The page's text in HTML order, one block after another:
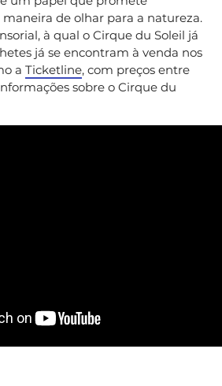
de olhar para a natureza.
à qual o Cirque du Soleil já
já se encontram à venda nos
a Ticketline, com preços entre
sobre o Cirque du